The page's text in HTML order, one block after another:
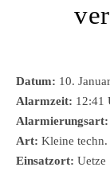
Datum: 10.
Alarmzeit: 12:41
Alarmierungsart:
Art: Kleine
Einsatzort: Uetze